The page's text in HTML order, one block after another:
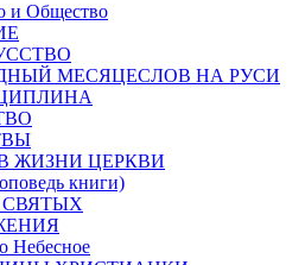
и Общество
МЕСЯЦЕСЛОВ НА РУСИ
ЖИЗНИ ЦЕРКВИ
книги)
Небесное